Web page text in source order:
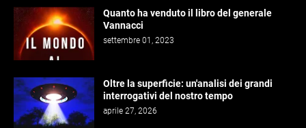
Quanto ha venduto il libro del generale
Vannacci
settembre 01, 2023
Oltre la superficie: un'analisi dei grandi
interrogativi del nostro tempo
aprile 27, 2026